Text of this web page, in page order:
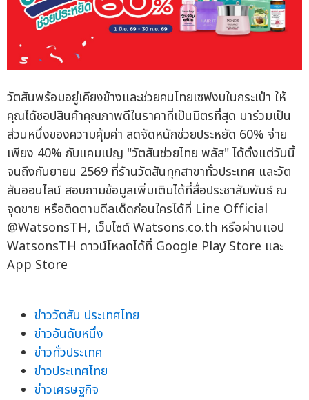
วัตสันพร้อมอยู่เคียงข้างและช่วยคนไทยเซฟงบในกระเป๋า ให้
คุณได้ชอปสินค้าคุณภาพดีในราคาที่เป็นมิตรที่สุด มาร่วมเป็น
ส่วนหนึ่งของความคุ้มค่า ลดจัดหนักช่วยประหยัด 60% จ่าย
เพียง 40% กับแคมเปญ "วัตสันช่วยไทย พลัส" ได้ตั้งแต่วันนี้
จนถึงกันยายน 2569 ที่ร้านวัตสันทุกสาขาทั่วประเทศ และวัต
สันออนไลน์ สอบถามข้อมูลเพิ่มเติมได้ที่สื่อประชาสัมพันธ์ ณ
จุดขาย หรือติดตามดีลเด็ดก่อนใครได้ที่ Line Official
@WatsonsTH, เว็บไซต์ Watsons.co.th หรือผ่านแอป
WatsonsTH ดาวน์โหลดได้ที่ Google Play Store และ
App Store
ข่าววัตสัน ประเทศไทย
ข่าวอันดับหนึ่ง
ข่าวทั่วประเทศ
ข่าวประเทศไทย
ข่าวเศรษฐกิจ